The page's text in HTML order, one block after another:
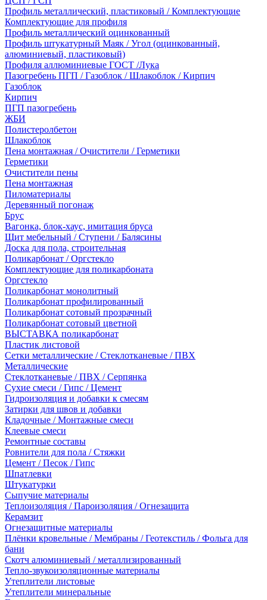
Профиль металлический, пластиковый / Комплектующие
Комплектующие для профиля
Профиль металлический оцинкованный
Профиль штукатурный Маяк / Угол (оцинкованный,
алюминиевый, пластиковый)
Профиля аллюминиевые ГОСТ /Лука
Пазогребень ПГП / Газоблок / Шлакоблок / Кирпич
Газоблок
Кирпич
ПГП пазогребень
ЖБИ
Полистеролбетон
Шлакоблок
Пена монтажная / Очистители / Герметики
Герметики
Очистители пены
Пена монтажная
Пиломатериалы
Деревянный погонаж
Брус
Вагонка, блок-хаус, имитация бруса
Щит мебельный / Ступени / Балясины
Доска для пола, строительная
Поликарбонат / Оргстекло
Комплектующие для поликарбоната
Оргстекло
Поликарбонат монолитный
Поликарбонат профилированный
Поликарбонат сотовый прозрачный
Поликарбонат сотовый цветной
ВЫСТАВКА поликарбонат
Пластик листовой
Сетки металлические / Стеклотканевые / ПВХ
Металлические
Стеклотканевые / ПВХ / Серпянка
Сухие смеси / Гипс / Цемент
Гидроизоляция и добавки к смесям
Затирки для швов и добавки
Кладочные / Монтажные смеси
Клеевые смеси
Ремонтные составы
Ровнители для пола / Стяжки
Цемент / Песок / Гипс
Шпатлевки
Штукатурки
Сыпучие материалы
Теплоизоляция / Пароизоляция / Огнезащита
Керамзит
Огнезащитные материалы
Плёнки кровельные / Мембраны / Геотекстиль / Фольга для
бани
Скотч алюминиевый / металлизированный
Тепло-звукоизоляционные материалы
Утеплители листовые
Утеплители минеральные